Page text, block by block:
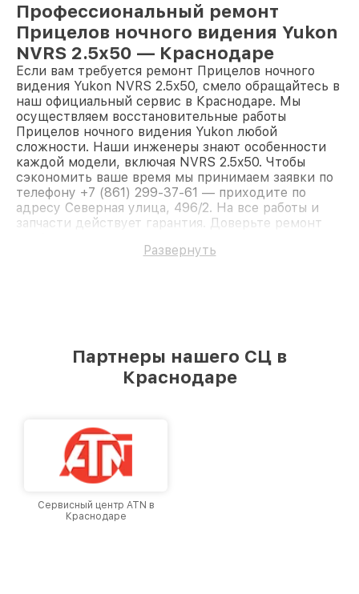
Профессиональный ремонт
Прицелов ночного видения Yukon
NVRS 2.5x50 — Краснодаре
Если вам требуется ремонт Прицелов ночного
видения Yukon NVRS 2.5x50, смело обращайтесь в
наш официальный сервис в Краснодаре. Мы
осуществляем восстановительные работы
Прицелов ночного видения Yukon любой
сложности. Наши инженеры знают особенности
каждой модели, включая NVRS 2.5x50. Чтобы
сэкономить ваше время мы принимаем заявки по
телефону +7 (861) 299-37-61 — приходите по
адресу Северная улица, 496/2. На все работы и
запчасти действует гарантия. Доверьте ремонт
Развернуть
Партнеры нашего СЦ в
Краснодаре
Сервисный центр ATN в
Краснодаре